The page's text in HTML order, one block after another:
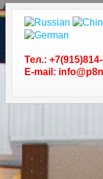
Тел.:
E-mail: